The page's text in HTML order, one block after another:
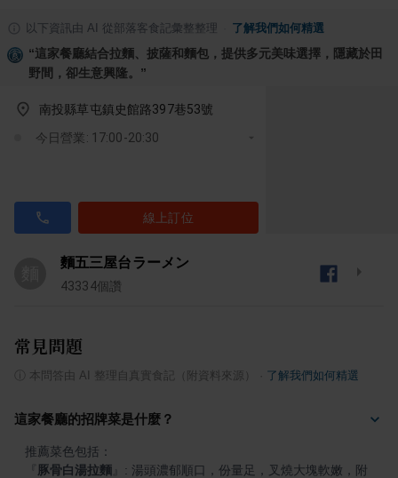
以下資訊由 AI 從部落客食記彙整整理 了解我們如何精選
“這家餐廳結合拉麵、披薩和麵包，提供多元美味選擇，隱藏於田
野間，卻生意興隆。 ”
南投縣草屯鎮史館路397巷53號
今日營業: 17:00-20:30
線上訂位
麵五三屋台ラーメン
43334個讚
常見問題
本問答由 AI 整理自真實食記（附資料來源） 了解我們如何精選
這家餐廳的招牌菜是什麼？
豚骨白湯拉麵
: 湯頭濃郁順口，份量足，叉燒大塊軟嫩，附